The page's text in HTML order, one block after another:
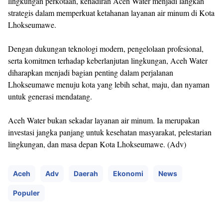
strategis dalam memperkuat ketahanan layanan air minum di Kota
Lhokseumawe.
Dengan dukungan teknologi modern, pengelolaan profesional,
serta komitmen terhadap keberlanjutan lingkungan, Aceh Water
diharapkan menjadi bagian penting dalam perjalanan
Lhokseumawe menuju kota yang lebih sehat, maju, dan nyaman
untuk generasi mendatang.
Aceh Water bukan sekadar layanan air minum. Ia merupakan
investasi jangka panjang untuk kesehatan masyarakat, pelestarian
lingkungan, dan masa depan Kota Lhokseumawe. (Adv)
Aceh Adv Daerah Ekonomi News
Populer